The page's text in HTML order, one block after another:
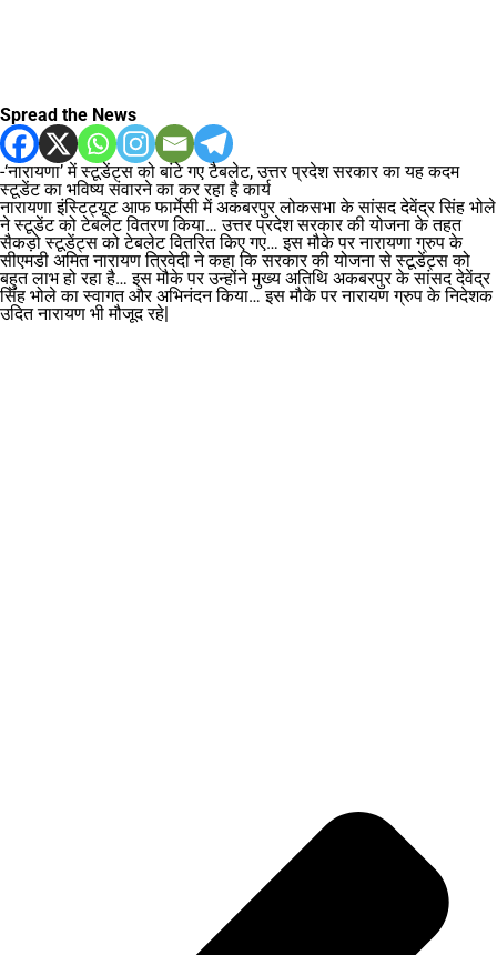
Spread the News
-‘नारायणा’ में स्टूडेंट्स को बांटे गए टैबलेट, उत्तर प्रदेश सरकार का यह कदम
स्टूडेंट का भविष्य संवारने का कर रहा है कार्य
नारायणा इंस्टिट्यूट आफ फार्मेसी में अकबरपुर लोकसभा के सांसद देवेंद्र सिंह भोले
ने स्टूडेंट को टेबलेट वितरण किया… उत्तर प्रदेश सरकार की योजना के तहत
सैकड़ो स्टूडेंट्स को टेबलेट वितरित किए गए… इस मौके पर नारायणा ग्रुप के
सीएमडी अमित नारायण त्रिवेदी ने कहा कि सरकार की योजना से स्टूडेंट्स को
बहुत लाभ हो रहा है… इस मौके पर उन्होंने मुख्य अतिथि अकबरपुर के सांसद देवेंद्र
सिंह भोले का स्वागत और अभिनंदन किया… इस मौके पर नारायण ग्रुप के निदेशक
उदित नारायण भी मौजूद रहे|